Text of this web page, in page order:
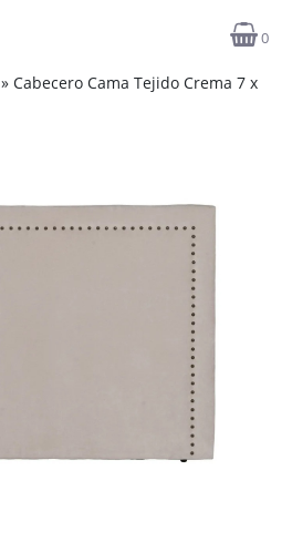
0
» Cabecero Cama Tejido Crema 7 x